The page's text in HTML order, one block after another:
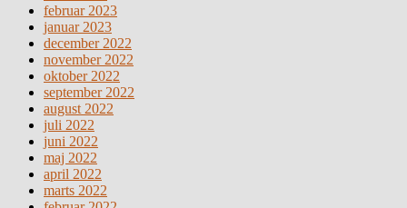
februar 2023
januar 2023
december 2022
november 2022
oktober 2022
september 2022
august 2022
juli 2022
juni 2022
maj 2022
april 2022
marts 2022